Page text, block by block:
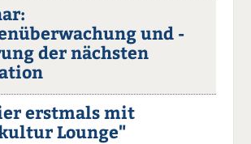
und -
der nächsten
erstmals mit
Lounge"